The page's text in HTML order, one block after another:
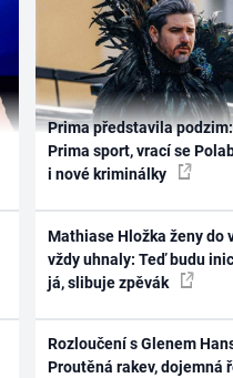
Prima představila
Prima sport, vrací se
i nové kriminálky
Mathiase Hložka ženy do
vždy uhnaly: Teď budu
já, slibuje zpěvák
Rozloučení s Glenem
Proutěná rakev, dojemná